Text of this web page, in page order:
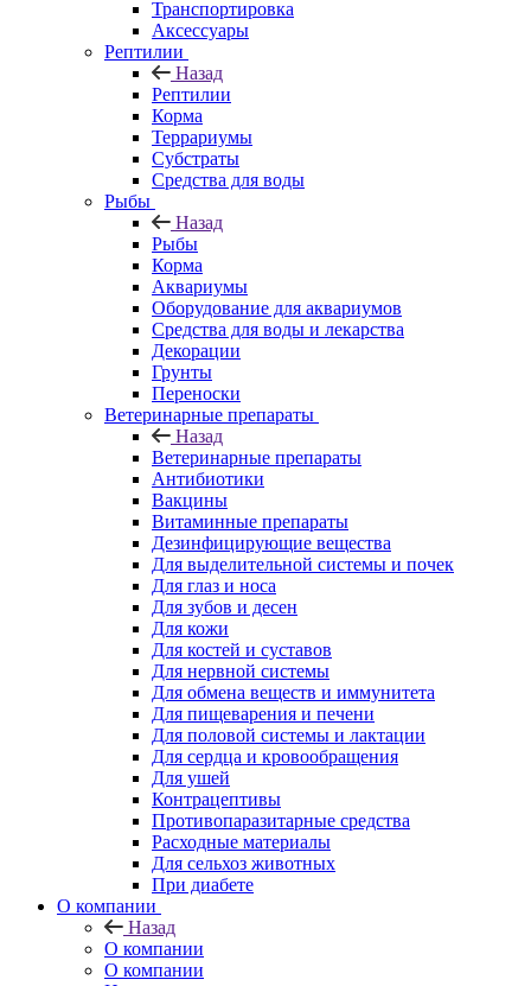
Транспортировка
Аксессуары
Рептилии
Назад
Рептилии
Корма
Террариумы
Субстраты
Средства для воды
Рыбы
Назад
Рыбы
Корма
Аквариумы
Оборудование для аквариумов
Средства для воды и лекарства
Декорации
Грунты
Переноски
Ветеринарные препараты
Назад
Ветеринарные препараты
Антибиотики
Вакцины
Витаминные препараты
Дезинфицирующие вещества
Для выделительной системы и почек
Для глаз и носа
Для зубов и десен
Для кожи
Для костей и суставов
Для нервной системы
Для обмена веществ и иммунитета
Для пищеварения и печени
Для половой системы и лактации
Для сердца и кровообращения
Для ушей
Контрацептивы
Противопаразитарные средства
Расходные материалы
Для сельхоз животных
При диабете
О компании
Назад
О компании
О компании